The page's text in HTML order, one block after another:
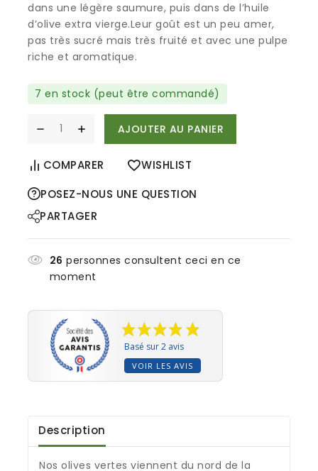
dans une légère saumure, puis dans de l’huile
d’olive extra vierge.Leur goût est un peu amer,
pas très sucré mais très fruité et avec une pulpe
riche et aromatique.
7 en stock (peut être commandé)
AJOUTER AU PANIER
COMPARER
WISHLIST
POSEZ-NOUS UNE QUESTION
PARTAGER
26 personnes consultent ceci en ce
moment
Basé sur 2 avis
VOIR LES AVIS
Description
Nos olives vertes viennent du nord de la